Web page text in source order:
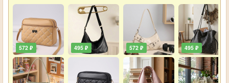
572 ₽ 495 ₽ 572 ₽ 495 ₽